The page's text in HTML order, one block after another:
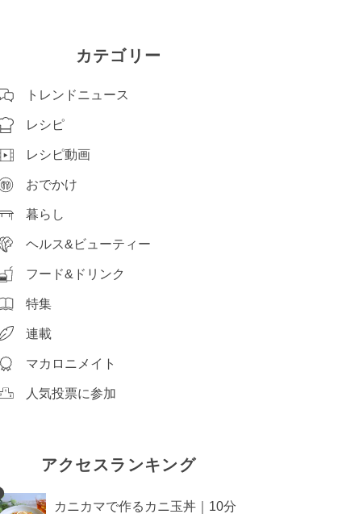
カテゴリー
トレンドニュース
レシピ
レシピ動画
おでかけ
暮らし
ヘルス&ビューティー
フード&ドリンク
特集
連載
マカロニメイト
人気投票に参加
アクセスランキング
カニカマで作るカニ玉丼｜10分